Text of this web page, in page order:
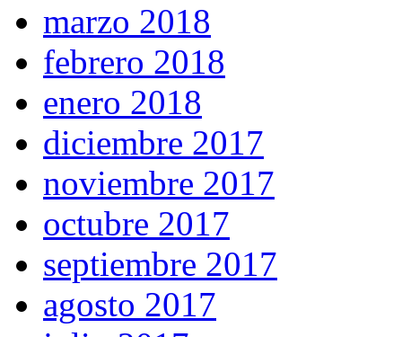
marzo 2018
febrero 2018
enero 2018
diciembre 2017
noviembre 2017
octubre 2017
septiembre 2017
agosto 2017